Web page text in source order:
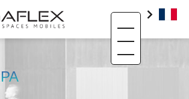
DOCUMENTAIRE
Toggle